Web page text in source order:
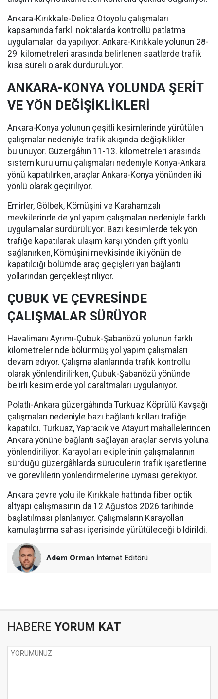
Ankara-Kırıkkale-Delice Otoyolu çalışmaları
kapsamında farklı noktalarda kontrollü patlatma
uygulamaları da yapılıyor. Ankara-Kırıkkale yolunun 28-
29. kilometreleri arasında belirlenen saatlerde trafik
kısa süreli olarak durduruluyor.
ANKARA-KONYA YOLUNDA ŞERİT
VE YÖN DEĞİŞİKLİKLERİ
Ankara-Konya yolunun çeşitli kesimlerinde yürütülen
çalışmalar nedeniyle trafik akışında değişiklikler
bulunuyor. Güzergâhın 11-13. kilometreleri arasında
sistem kurulumu çalışmaları nedeniyle Konya-Ankara
yönü kapatılırken, araçlar Ankara-Konya yönünden iki
yönlü olarak geçiriliyor.
Emirler, Gölbek, Kömüşini ve Karahamzalı
mevkilerinde de yol yapım çalışmaları nedeniyle farklı
uygulamalar sürdürülüyor. Bazı kesimlerde tek yön
trafiğe kapatılarak ulaşım karşı yönden çift yönlü
sağlanırken, Kömüşini mevkisinde iki yönün de
kapatıldığı bölümde araç geçişleri yan bağlantı
yollarından gerçekleştiriliyor.
ÇUBUK VE ÇEVRESİNDE
ÇALIŞMALAR SÜRÜYOR
Havalimanı Ayrımı-Çubuk-Şabanözü yolunun farklı
kilometrelerinde bölünmüş yol yapım çalışmaları
devam ediyor. Çalışma alanlarında trafik kontrollü
olarak yönlendirilirken, Çubuk-Şabanözü yönünde
belirli kesimlerde yol daraltmaları uygulanıyor.
Polatlı-Ankara güzergâhında Turkuaz Köprülü Kavşağı
çalışmaları nedeniyle bazı bağlantı kolları trafiğe
kapatıldı. Turkuaz, Yapracık ve Atayurt mahallelerinden
Ankara yönüne bağlantı sağlayan araçlar servis yoluna
yönlendiriliyor. Karayolları ekiplerinin çalışmalarının
sürdüğü güzergâhlarda sürücülerin trafik işaretlerine
ve görevlilerin yönlendirmelerine uyması gerekiyor.
Ankara çevre yolu ile Kırıkkale hattında fiber optik
altyapı çalışmasının da 12 Ağustos 2026 tarihinde
başlatılması planlanıyor. Çalışmaların Karayolları
kamulaştırma sahası içerisinde yürütüleceği bildirildi.
Adem Orman İnternet Editörü
HABERE YORUM KAT